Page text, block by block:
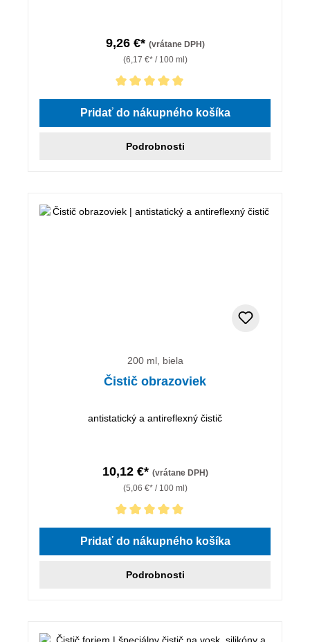
9,26 €* (vrátane DPH)
(6,17 €* / 100 ml)
Priemerné hodnotenie 5 z 5 hviezdičiek
Pridať do nákupného košíka
Podrobnosti
200 ml, biela
Čistič obrazoviek
antistatický a antireflexný čistič
10,12 €* (vrátane DPH)
(5,06 €* / 100 ml)
Priemerné hodnotenie 5 z 5 hviezdičiek
Pridať do nákupného košíka
Podrobnosti